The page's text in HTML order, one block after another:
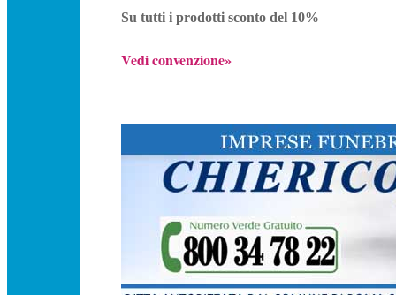
Su tutti i prodotti sconto del 10%
Vedi convenzione»